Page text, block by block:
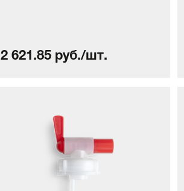
2 621.85 руб./шт.